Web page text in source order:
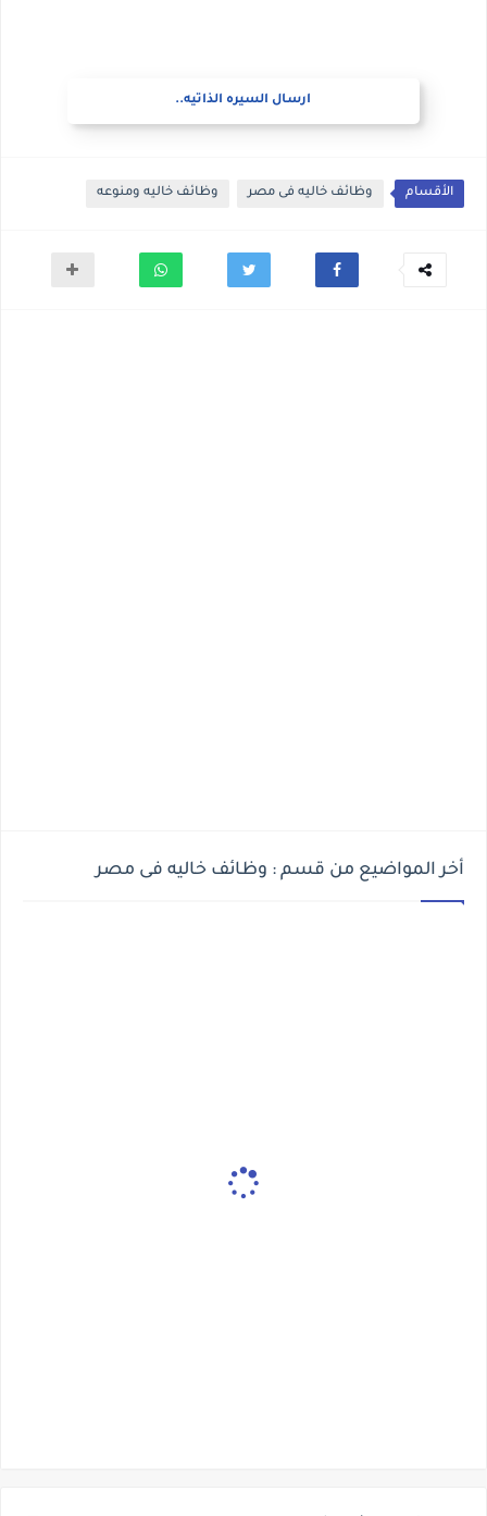
ارسال السيره الذاتيه..
الأقسام وظائف خاليه فى مصر وظائف خاليه ومنوعه
أخر المواضيع من قسم : وظائف خاليه فى مصر